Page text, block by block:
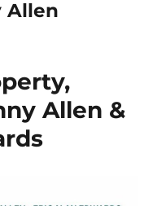
Allen
Allen &